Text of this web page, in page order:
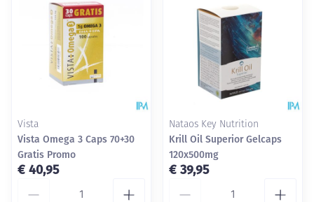
Vista
Vista Omega 3 Caps 70+30
Gratis Promo
€ 40,95
Nataos Key Nutrition
Krill Oil Superior Gelcaps
120x500mg
€ 39,95